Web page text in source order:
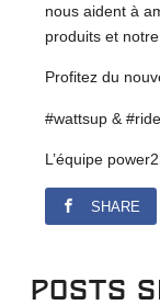
nous aident à
produits et
Profitez du
#wattsup &
L’équipe
SHARE
Posts